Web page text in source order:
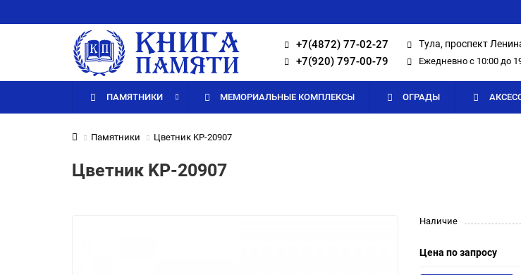
+7(4872) 77-02-27
+7(920) 797-00-79
Тула, проспект
Ежедневно с 10:00 до
ПАМЯТНИКИ МЕМОРИАЛЬНЫЕ КОМПЛЕКСЫ ОГРАДЫ
Памятники Цветник KP-20907
Цветник KP-20907
Наличие
Цена по запросу